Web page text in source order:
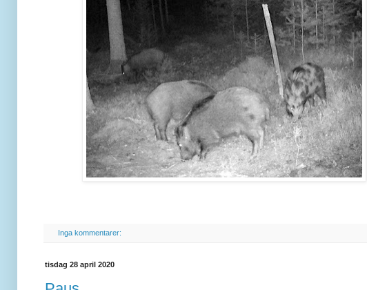
Inga kommentarer:
tisdag 28 april 2020